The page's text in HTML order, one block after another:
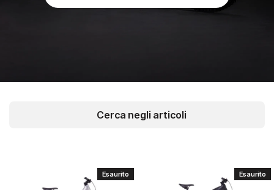
Esaurito Esaurito